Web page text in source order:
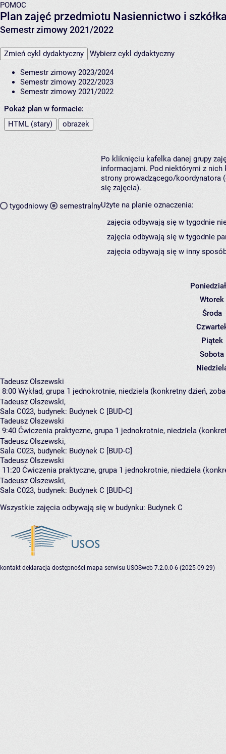
POMOC
Plan zajęć przedmiotu Nasiennictwo i
Semestr zimowy 2021/2022
Zmień cykl dydaktyczny Wybierz cykl dydaktyczny
Semestr zimowy 2023/2024
Semestr zimowy 2022/2023
Semestr zimowy 2021/2022
Pokaż plan w formacie:
HTML (stary)
obrazek
tygodniowy semestralny
Po kliknięciu kafelka danej grupy
informacjami. Pod niektórymi z nich
strony prowadzącego/koordynatora
się zajęcia).
Użyte na planie oznaczenia:
zajęcia odbywają się w tygodnie
zajęcia odbywają się w tygodnie
zajęcia odbywają się w inny
Wtorek
Środa
Piątek
Sobota
Tadeusz Olszewski
8:00 Wykład, grupa 1 jednokrotnie, niedziela (konkretny dzień,
Tadeusz Olszewski,
Sala C023, budynek: Budynek C [BUD-C]
Tadeusz Olszewski
9:40 Ćwiczenia praktyczne, grupa 1 jednokrotnie, niedziela
Tadeusz Olszewski,
Sala C023, budynek: Budynek C [BUD-C]
Tadeusz Olszewski
11:20 Ćwiczenia praktyczne, grupa 1 jednokrotnie, niedziela
Tadeusz Olszewski,
Sala C023, budynek: Budynek C [BUD-C]
Wszystkie zajęcia odbywają się w budynku: Budynek C
kontakt deklaracja dostępności mapa serwisu USOSweb 7.2.0.0-6 (2025-09-29)